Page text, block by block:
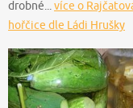
drobné... více o
hořčice dle Ládi Hrušky